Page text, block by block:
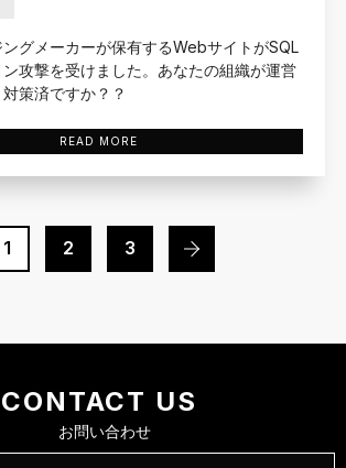
グメーカーが保有するWebサイトがSQL
攻撃を受けました。あなたの組織が運営
策済ですか？？
1 2 3
CONTACT US
お問い合わせ